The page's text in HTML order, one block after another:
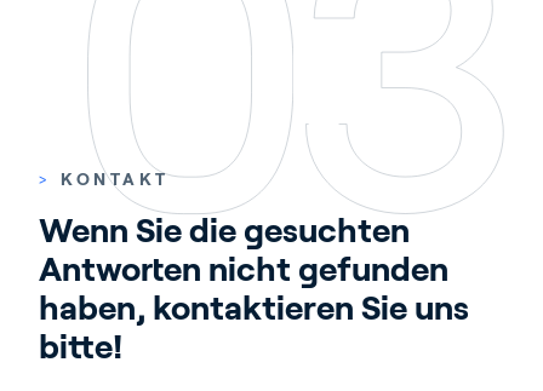
> KONTAKT
Wenn Sie die gesuchten
Antworten nicht gefunden
haben, kontaktieren Sie uns
bitte!